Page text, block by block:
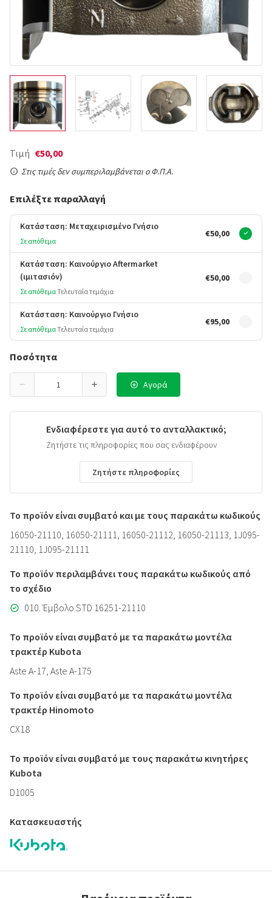
Τιμή €50,00
Στις τιμές δεν συμπεριλαμβάνεται ο Φ.Π.Α.
Επιλέξτε παραλλαγή
Κατάσταση: Μεταχειρισμένο Γνήσιο
Σε απόθεμα
€50,00
Κατάσταση: Καινούργιο Aftermarket
(ιμιτασιόν)
Σε απόθεμαΤελευταία τεμάχια
€50,00
Κατάσταση: Καινούργιο Γνήσιο
Σε απόθεμαΤελευταία τεμάχια
€95,00
Ποσότητα
Αγορά
Ενδιαφέρεστε για αυτό το ανταλλακτικό;
Ζητήστε τις πληροφορίες που σας ενδιαφέρουν
Ζητήστε πληροφορίες
Το προϊόν είναι συμβατό και με τους παρακάτω κωδικούς
16050-21110, 16050-21111, 16050-21112, 16050-21113, 1J095-
21110, 1J095-21111
Το προϊόν περιλαμβάνει τους παρακάτω κωδικούς από
το σχέδιο
010. Έμβολο STD 16251-21110
Το προϊόν είναι συμβατό με τα παρακάτω μοντέλα
τρακτέρ Kubota
Aste A-17, Aste A-175
Το προϊόν είναι συμβατό με τα παρακάτω μοντέλα
τρακτέρ Hinomoto
CX18
Το προϊόν είναι συμβατό με τους παρακάτω κινητήρες
Kubota
D1005
Κατασκευαστής